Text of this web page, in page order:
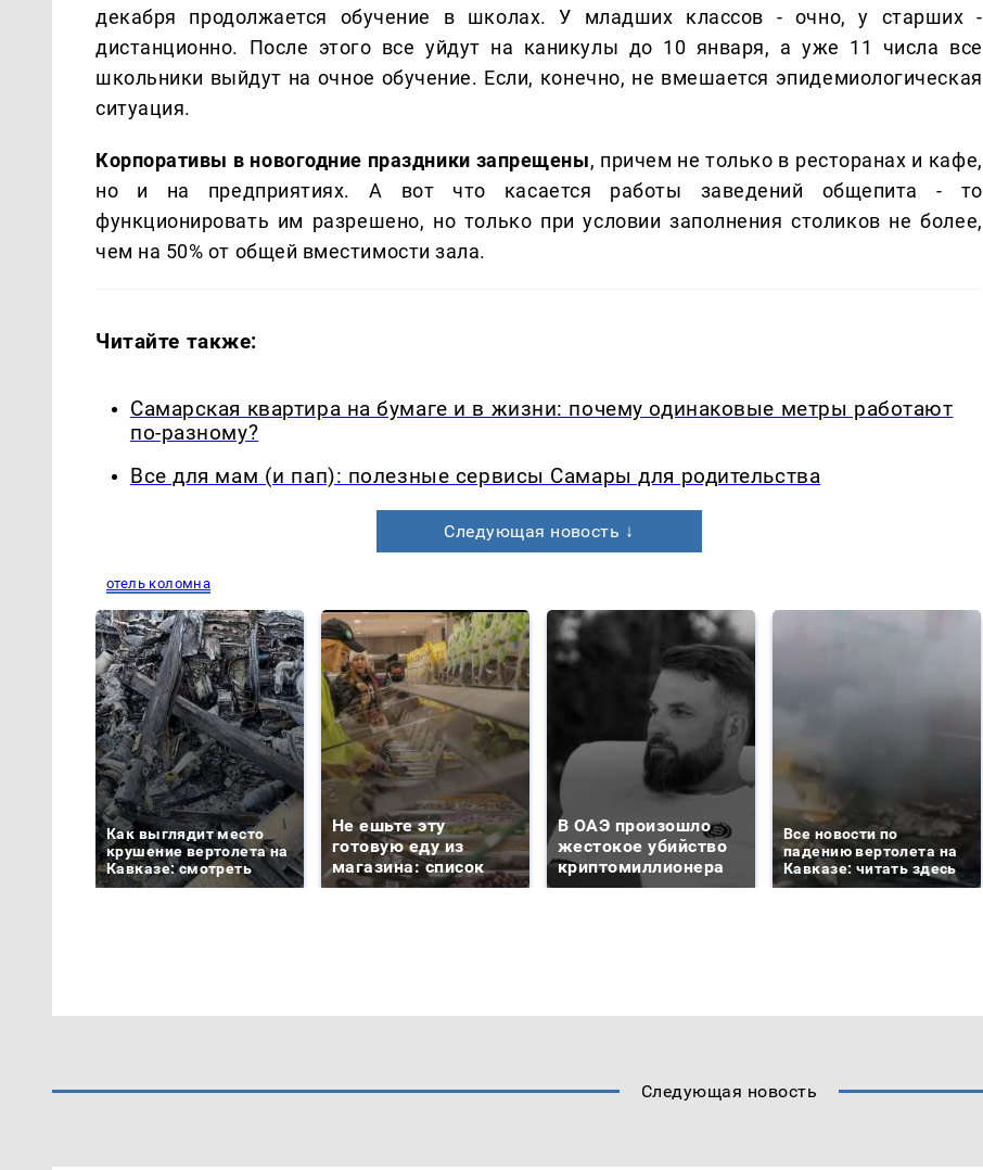
декабря продолжается обучение в школах. У младших классов - очно, у старших -
дистанционно. После этого все уйдут на каникулы до 10 января, а уже 11 числа все
школьники выйдут на очное обучение. Если, конечно, не вмешается эпидемиологическая
ситуация.
Корпоративы в новогодние праздники запрещены, причем не только в ресторанах и кафе,
но и на предприятиях. А вот что касается работы заведений общепита - то
функционировать им разрешено, но только при условии заполнения столиков не более,
чем на 50% от общей вместимости зала.
Читайте также:
Самарская квартира на бумаге и в жизни: почему одинаковые метры работают
по-разному?
Все для мам (и пап): полезные сервисы Самары для родительства
Следующая новость ↓
отель коломна
Как выглядит место
крушение вертолета на
Кавказе: смотреть
Не ешьте эту
готовую еду из
магазина: список
В ОАЭ произошло
жестокое убийство
криптомиллионера
Все новости по
падению вертолета на
Кавказе: читать здесь
Следующая новость